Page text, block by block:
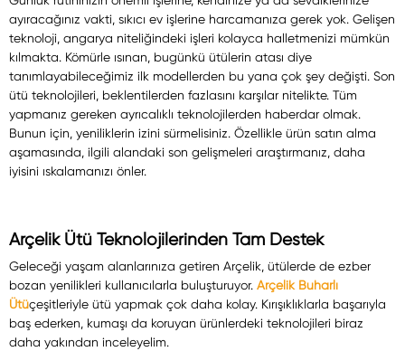
ayıracağınız vakti, sıkıcı ev işlerine harcamanıza gerek yok. Gelişen
teknoloji, angarya niteliğindeki işleri kolayca halletmenizi mümkün
kılmakta. Kömürle ısınan, bugünkü ütülerin atası diye
tanımlayabileceğimiz ilk modellerden bu yana çok şey değişti. Son
ütü teknolojileri, beklentilerden fazlasını karşılar nitelikte. Tüm
yapmanız gereken ayrıcalıklı teknolojilerden haberdar olmak.
Bunun için, yeniliklerin izini sürmelisiniz. Özellikle ürün satın alma
aşamasında, ilgili alandaki son gelişmeleri araştırmanız, daha
iyisini ıskalamanızı önler.
Arçelik Ütü Teknolojilerinden Tam Destek
Geleceği yaşam alanlarınıza getiren Arçelik, ütülerde de ezber
bozan yenilikleri kullanıcılarla buluşturuyor. Arçelik Buharlı
Ütüçeşitleriyle ütü yapmak çok daha kolay. Kırışıklıklarla başarıyla
baş ederken, kumaşı da koruyan ürünlerdeki teknolojileri biraz
daha yakından inceleyelim.